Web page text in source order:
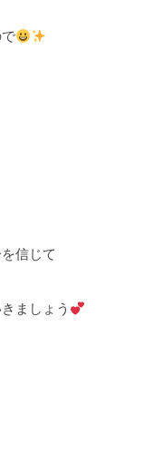
で
信じて
ましょう